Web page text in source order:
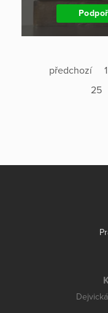
předchozí 1
25